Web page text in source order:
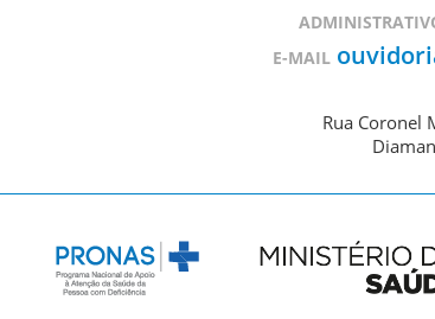
E-MAIL
Rua Coronel